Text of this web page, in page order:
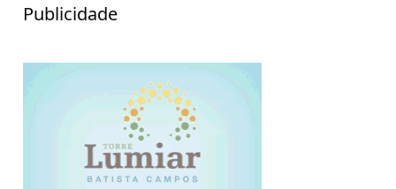
Publicidade